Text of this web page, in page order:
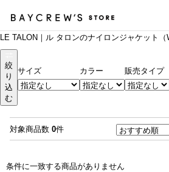
LE TALON｜ル タロンのナイロンジャケット（
絞
り
込
む
サイズ カラー 販売タイプ
対象商品数 0件
条件に一致する商品がありません